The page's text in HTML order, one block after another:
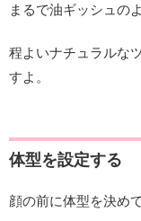
まるで油ギッシュの
程よいナチュラルな
すよ。
体型を設定する
顔の前に体型を決め